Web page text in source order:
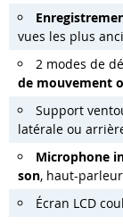
vues les plus
2 modes de
de mouvement
Support
latérale ou
Microphone
son, haut-
Écran LCD